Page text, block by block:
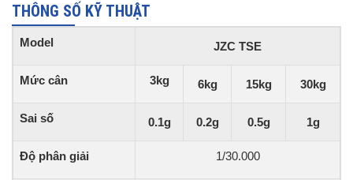
THÔNG SỐ KỸ THUẬT
Model JZC TSE
Mức cân 3kg 6kg 15kg 30kg
Sai số 0.1g 0.2g 0.5g 1g
Độ phân giải 1/30.000